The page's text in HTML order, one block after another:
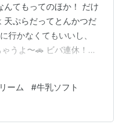
んてもってのほか！ だけ
天ぷらだってとんかつだ
行かなくてもいいし、
うよ〜🚗 ビバ連休！し
終わった紫陽花も、こ
らちょっと待ったけ
漬物。 これも美味しい
は全員ヒレカツ定食でし
ーム #牛乳ソフト